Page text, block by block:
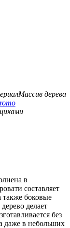
Массив дерева
в
составляет
также боковые
делает
без
даже в небольших